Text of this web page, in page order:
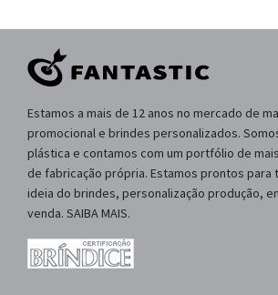
Estamos a mais de 12 anos no mercado de
promocional e brindes personalizados.
plástica e contamos com um portfólio de
de fabricação própria. Estamos prontos para
ideia do brindes, personalização produção,
venda. SAIBA MAIS.